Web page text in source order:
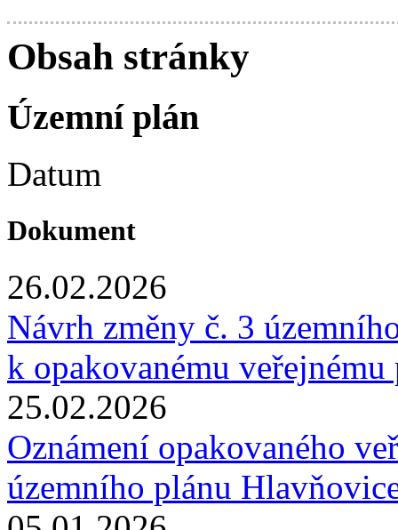
Obsah stránky
Územní plán
Datum
Dokument
26.02.2026
Návrh změny č. 3
k opakovanému
25.02.2026
Oznámení opakovaného
územního plánu